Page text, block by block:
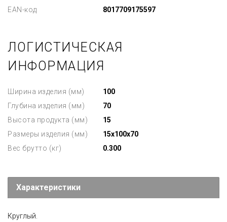
EAN-код
8017709175597
ЛОГИСТИЧЕСКАЯ
ИНФОРМАЦИЯ
Ширина изделия (мм)
100
Глубина изделия (мм)
70
Высота продукта (мм)
15
Размеры изделия (мм)
15x100x70
Вес брутто (кг)
0.300
Характеристики
Круглый.